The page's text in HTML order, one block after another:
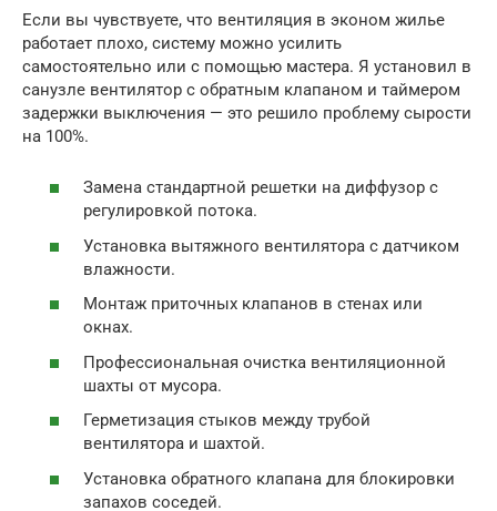
Если вы чувствуете, что вентиляция в эконом жилье
работает плохо, систему можно усилить
самостоятельно или с помощью мастера. Я установил в
санузле вентилятор с обратным клапаном и таймером
задержки выключения — это решило проблему сырости
на 100%.
Замена стандартной решетки на диффузор с
регулировкой потока.
Установка вытяжного вентилятора с датчиком
влажности.
Монтаж приточных клапанов в стенах или
окнах.
Профессиональная очистка вентиляционной
шахты от мусора.
Герметизация стыков между трубой
вентилятора и шахтой.
Установка обратного клапана для блокировки
запахов соседей.